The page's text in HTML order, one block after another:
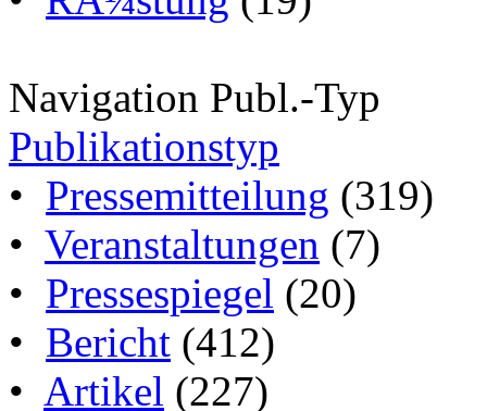
Navigation Publ.-Typ
Publikationstyp
• Pressemitteilung (319)
• Veranstaltungen (7)
• Pressespiegel (20)
• Bericht (412)
• Artikel (227)